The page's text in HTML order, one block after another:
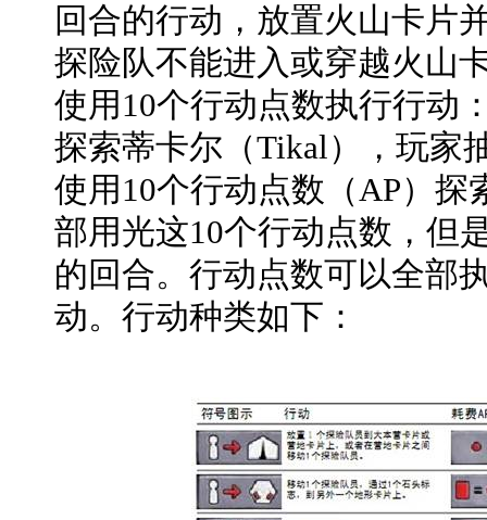
回合的行动，放置火山卡片
探险队不能进入或穿越火山
使用10个行动点数执行行动
探索蒂卡尔（Tikal），玩家
使用10个行动点数（AP）
部用光这10个行动点数，但
的回合。行动点数可以全部
动。行动种类如下：